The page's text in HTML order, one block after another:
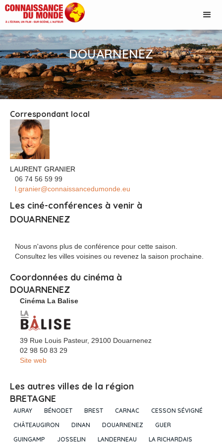
DOUARNENEZ
Correspondant local
LAURENT GRANIER
‭06 74 56 59 99‬
l.granier@connaissancedumonde.eu
Les ciné-conférences à venir à
DOUARNENEZ
Nous n'avons plus de conférence pour cette saison.
Consultez les villes voisines ou revenez la saison prochaine.
Coordonnées du cinéma à
DOUARNENEZ
Cinéma La Balise
39 Rue Louis Pasteur, 29100 Douarnenez
02 98 50 83 29
Site web
Les autres villes de la région
BRETAGNE
AURAY BÉNODET BREST CARNAC
CESSON SÉVIGNÉ
CHÂTEAUGIRON
DINAN DOUARNENEZ
GUER
GUINGAMP
JOSSELIN LANDERNEAU LA RICHARDAIS